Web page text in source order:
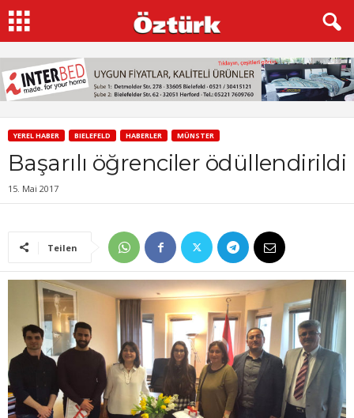
YEREL HABER BIELEFELD HABERLER MÜNSTER
Başarılı öğrenciler ödüllendirildi
15. Mai 2017
Teilen